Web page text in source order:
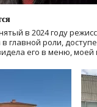
в 2024 году
главной роли,
его в меню,